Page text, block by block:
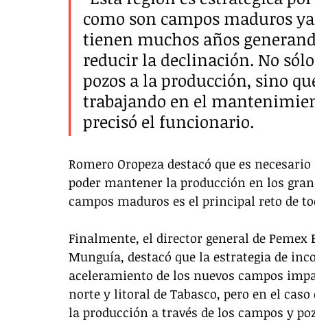
como son campos maduros
tienen muchos años
reducir la declinación. No
pozos a la producción, sino
trabajando en el
precisó el funcionario.
Romero Oropeza destacó que es
poder mantener la producción en los
campos maduros es el principal reto de
Finalmente, el director general de Pemex
Munguía, destacó que la estrategia de
aceleramiento de los nuevos campos
norte y litoral de Tabasco, pero en el
la producción a través de los campos y